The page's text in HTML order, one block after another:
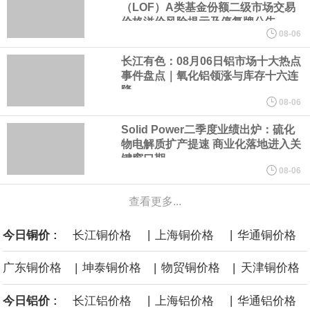
0.08%，法国CAC40指数涨0.03%，欧洲斯托克50指数跌0.15%，
意大利富时MIB指数跌0.18%。
瑞士7月季调后失业率 3.1%，预期 3.1%，前值 3.1%。瑞士7月未
商品期货收盘，黄金连续涨3.44%，焦炭连续涨2.72%，铁矿石连续
涨2.64%，镍连续跌2.62%，白银连续涨2.61%。
沙特下调了对亚洲的主要原油价格，与此同时，各方正就一项旨在
缓解霍尔木兹海峡航运压力的协议进行谈判。尽管胡塞武装的威胁
（LOF）A类基金份额二级市场交易
价格溢价风险提示及停复牌公告
08-06
长江有色：08月06日铝市场十大热点
事件盘点｜氧化铝领涨与库存十六连
降
08-06
Solid Power二季度业绩出炉：硫化
物电解质扩产提速 商业化落地进入关
键窗口期
08-06
查看更多...
今日铜价 : 长江铜价格 | 上海铜价格 | 华通铜价格
广东铜价格 | 坤泰铜价格 | 物贸铜价格 | 天津铜价格
今日铝价 : 长江铝价格 上海铝价格 华通铝价格